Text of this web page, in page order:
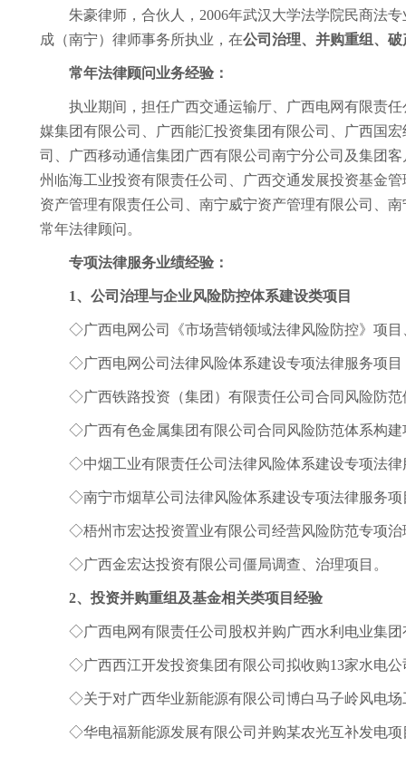
朱豪律师，合伙人， 2006年武汉大学法学院民商法
成（南宁）律师事务所执业，在公司治理、并购重组、
常年法律顾问业务经验：
执业期间，担任广西交通运输厅、
广西电网有限责
媒集团有限公司、广西能汇投资集团有限公司、
广西国
司、
广西移动通信集团广西有限公司南宁分公司及集团
州临海工业投资有限责任公司、广西交通发展投资基金
资产管理有限责任公司、南宁威宁资产管理有限公司、南
常年法律顾问。
专项法律服务业绩经验：
1、公司治理与企业风险防控体系建设类项目
◇广西电网公司《市场营销领域法律风险防控》项
◇广西电网公司法律风险体系建设专项法律服务项目
◇广西铁路投资（集团）有限责任公司合同风险防范
◇广西有色金属集团有限公司合同风险防范体系构建
◇中烟工业有限责任公司法律风险体系建设专项法律
◇南宁市烟草公司法律风险体系建设专项法律服务项
◇梧州市宏达投资置业有限公司经营风险防范专项治
◇广西金宏达投资有限公司僵局调查、治理项目。
2、投资并购重组及基金相关类项目经验
◇广西电网有限责任公司股权并购广西水利电业集
◇广西西江开发投资集团有限公司拟收购13家水电
◇关于对广西华业新能源有限公司 博白马子岭风电场
◇华电福新能源发展有限公司并购某农光互补发电